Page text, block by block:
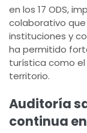
en los 17 ODS,
colaborativo
instituciones y
ha permitido
turística como
territorio.
Auditoría
continua